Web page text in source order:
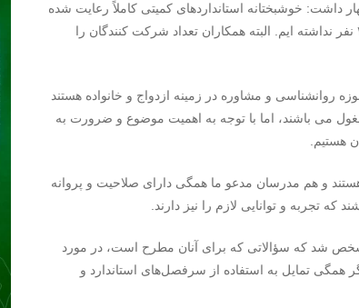
خوشبختانه استانداردهای کمیتی کاملاً رعایت شده
است و با استقبال بی نظر مواجه‌ایم به طوریکه کلاس های کمتر از ۳۰ نفر نداشته ایم. البته همکاران تعداد شرکت کنندگان را
روانشناسی و مشاوره در زمینه ازدواج و خانواده هستند
می باشند، اما با توجه به اهمیت موضوع و ضرورت به
هستیم.
و هم مدرسان مدعو ما همگی دارای صلاحیت و پروانه
تجربه و توانایی لازم را نیز دارند.
شد که سؤالاتی که برای آنان مطرح است، در مورد
تمایل به استفاده از سرفصل‌های استاندارد و